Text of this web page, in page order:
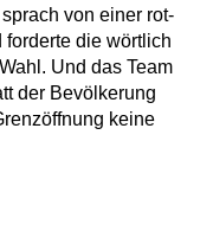
von einer rot-
die wörtlich
Und das Team
der Bevölkerung
keine